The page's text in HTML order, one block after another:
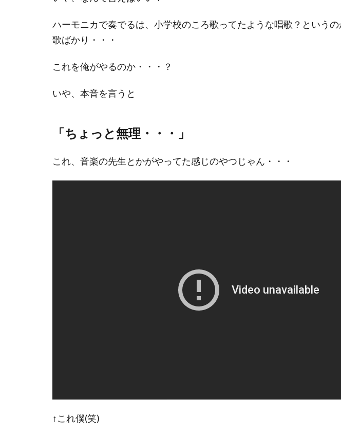
ハーモニカで奏でるは、小学校のころ歌ってたような唱歌？という
歌ばかり・・・
これを俺がやるのか・・・？
いや、本音を言うと
「ちょっと無理・・・」
これ、音楽の先生とかがやってた感じのやつじゃん・・・
↑これ僕(笑)